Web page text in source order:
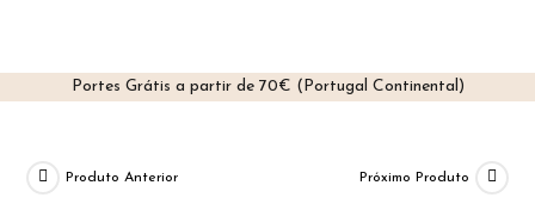
Portes Grátis a partir de 70€ (Portugal Continental)
content
Produto Anterior Próximo Produto